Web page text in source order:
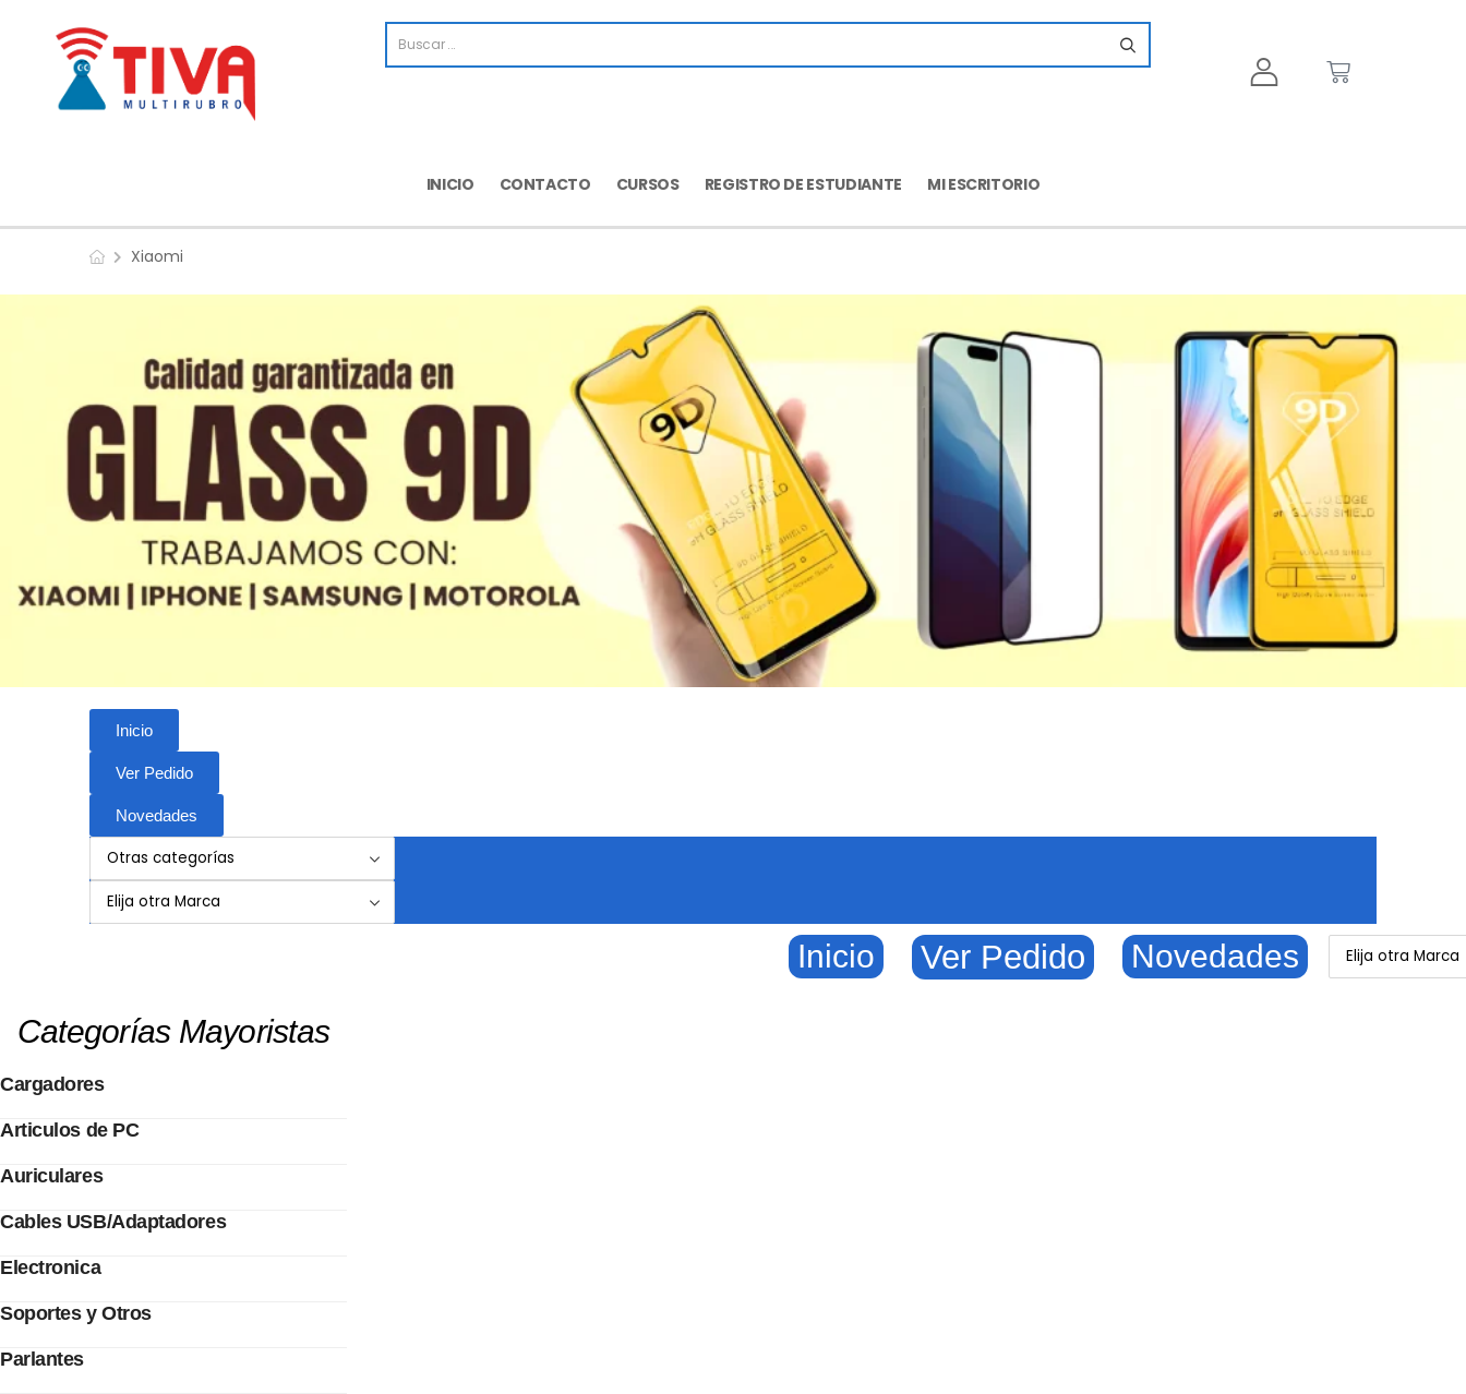
INICIO CONTACTO CURSOS REGISTRO DE ESTUDIANTE MI ESCRITORIO
Xiaomi
Inicio
Ver Pedido
Novedades
Inicio Ver Pedido Novedades
Categorías Mayoristas
Cargadores
Articulos de PC
Auriculares
Cables USB/Adaptadores
Electronica
Soportes y Otros
Parlantes